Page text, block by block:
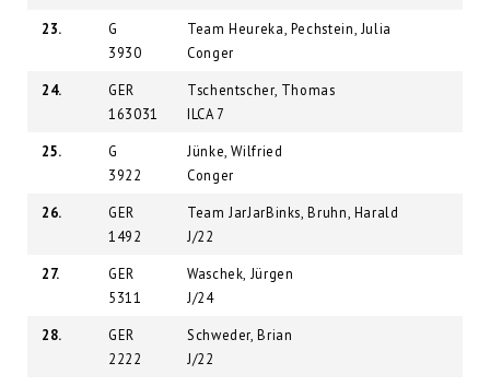
23.
G
3930
Team Heureka, Pechstein, Julia
Conger
24.
GER
163031
Tschentscher, Thomas
ILCA 7
25.
G
3922
Jünke, Wilfried
Conger
26.
GER
1492
Team JarJarBinks, Bruhn, Harald
J/22
27.
GER
5311
Waschek, Jürgen
J/24
28.
GER
2222
Schweder, Brian
J/22